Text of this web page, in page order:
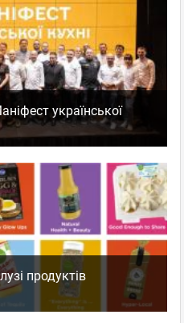
української
продуктів